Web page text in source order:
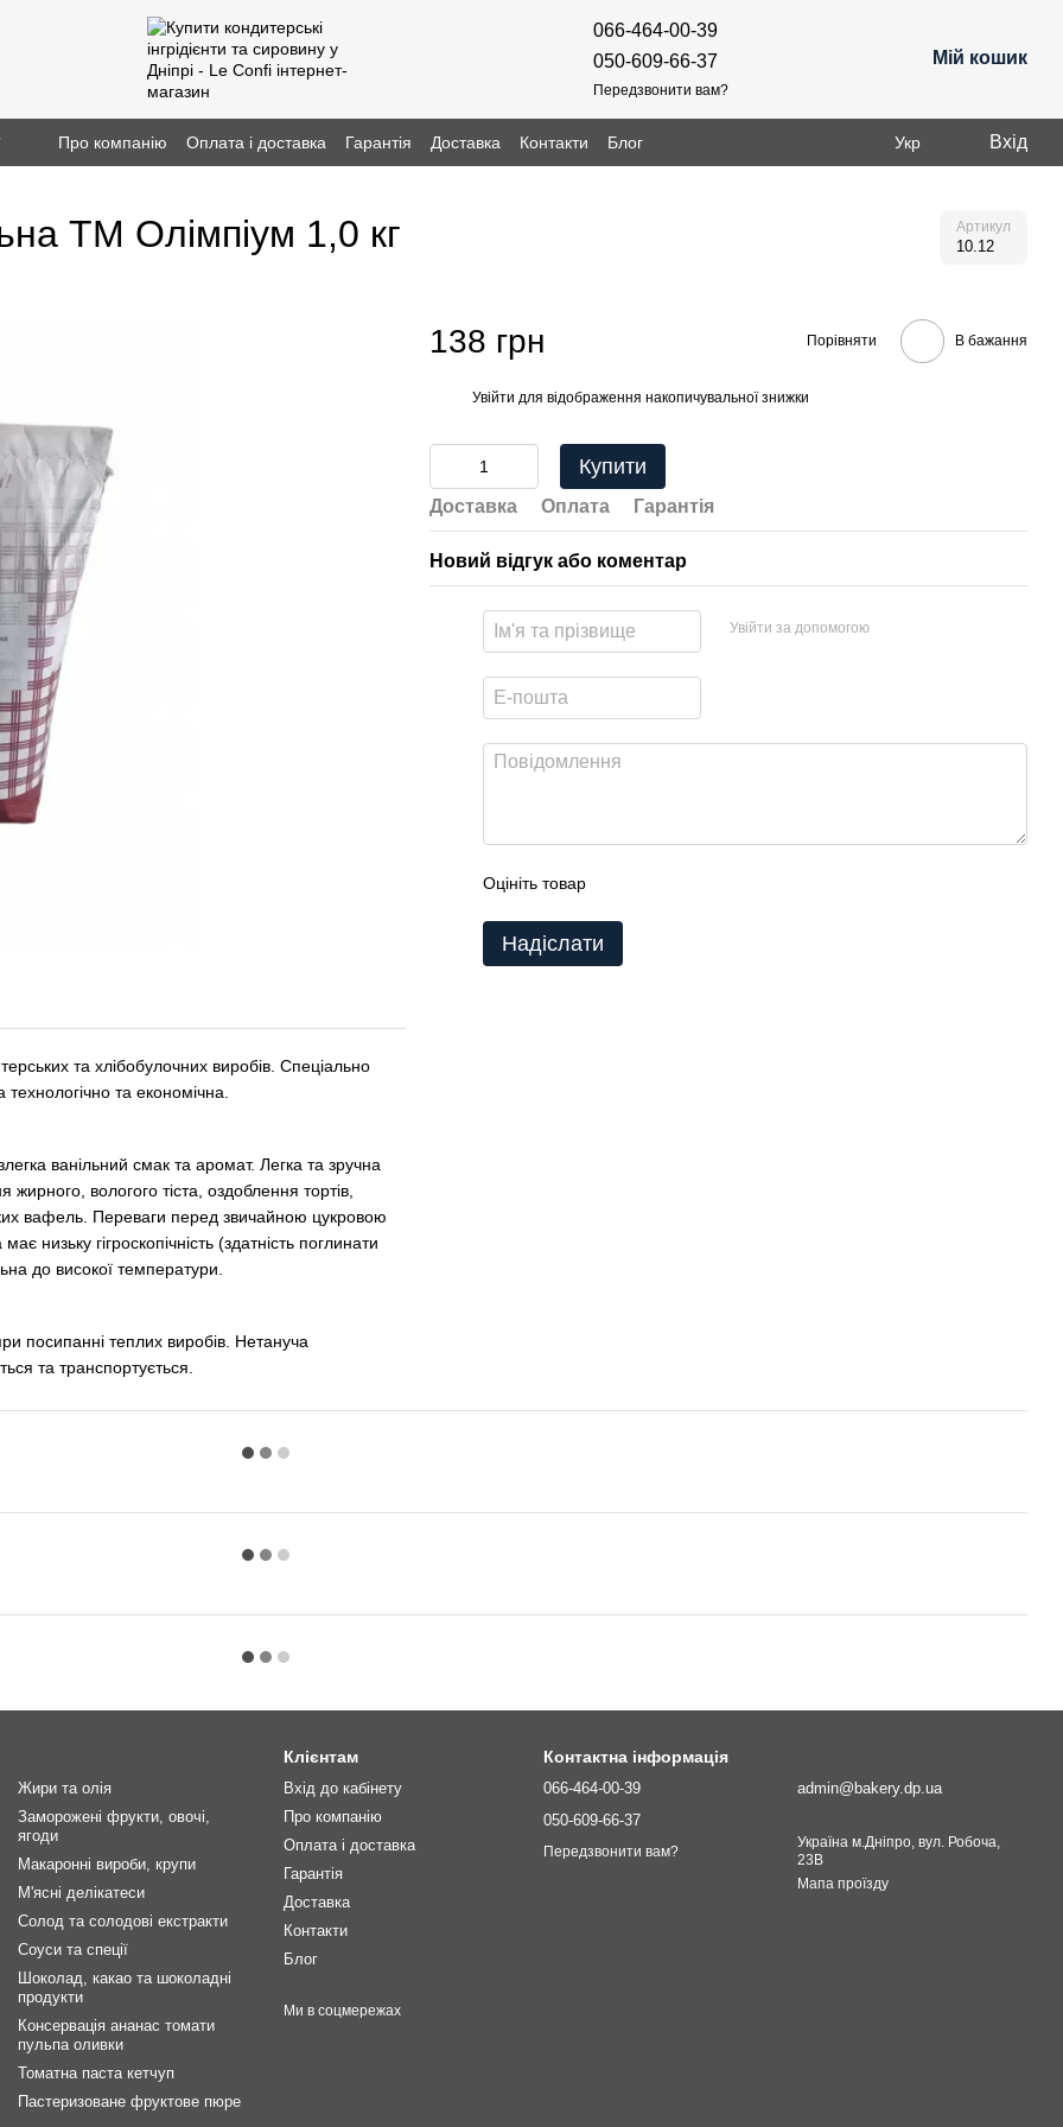
066-464-00-39
050-609-66-37
Передзвонити вам?
Мій кошик
Про компанію Оплата і доставка Гарантія Доставка Контакти Блог Укр Вхід
ТМ Олімпіум 1,0 кг Артикул
10.12
та хлібобулочних виробів. Спеціально
та економічна.
ванільний смак та аромат. Легка та зручна
вологого тіста, оздоблення тортів,
вафель. Переваги перед звичайною цукровою
гігроскопічність (здатність поглинати
до високої температури.
посипанні теплих виробів. Нетануча
та транспортується.
138 грн Порівняти В бажання
Увійти для відображення накопичувальної знижки
Купити
Доставка Оплата Гарантія
Новий відгук або коментар
Увійти за допомогою
Оцініть товар
Надіслати
Жири та олія
Заморожені фрукти, овочі,
ягоди
Макаронні вироби, крупи
М'ясні делікатеси
Солод та солодові екстракти
Соуси та спеції
Шоколад, какао та шоколадні
продукти
Консервація ананас томати
пульпа оливки
Томатна паста кетчуп
Пастеризоване фруктове пюре
Клієнтам
Вхід до кабінету
Про компанію
Оплата і доставка
Гарантія
Доставка
Контакти
Блог
Ми в соцмережах
Контактна інформація
066-464-00-39
050-609-66-37
Передзвонити вам?
admin@bakery.dp.ua
Україна м.Дніпро, вул. Робоча,
23В
Мапа проїзду